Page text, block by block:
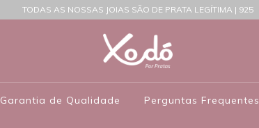
TODAS AS NOSSAS JOIAS SÃO DE PRATA LEGÍTIMA | 925
Garantia de Qualidade Perguntas Frequentes